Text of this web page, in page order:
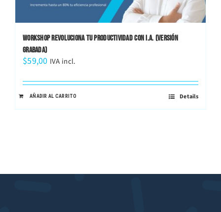
WORKSHOP REVOLUCIONA TU PRODUCTIVIDAD CON I.A. (VERSIÓN
GRABADA)
$59,00 IVA incl.
AÑADIR AL CARRITO Details